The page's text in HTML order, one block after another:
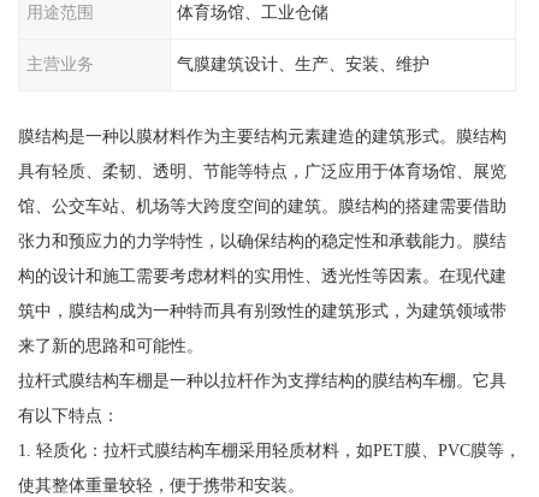
用途范围 体育场馆、工业仓储
主营业务 气膜建筑设计、生产、安装、维护
膜结构是一种以膜材料作为主要结构元素建造的建筑形式。膜结构
具有轻质、柔韧、透明、节能等特点，广泛应用于体育场馆、展览
馆、公交车站、机场等大跨度空间的建筑。膜结构的搭建需要借助
张力和预应力的力学特性，以确保结构的稳定性和承载能力。膜结
构的设计和施工需要考虑材料的实用性、透光性等因素。在现代建
筑中，膜结构成为一种特而具有别致性的建筑形式，为建筑领域带
来了新的思路和可能性。
拉杆式膜结构车棚是一种以拉杆作为支撑结构的膜结构车棚。它具
有以下特点：
1. 轻质化：拉杆式膜结构车棚采用轻质材料，如PET膜、PVC膜等，
使其整体重量较轻，便于携带和安装。